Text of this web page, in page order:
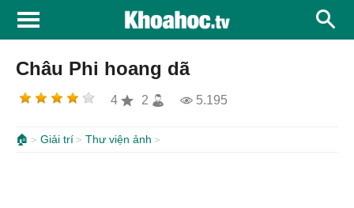
Châu Phi hoang dã
4 2 5.195
🏠 Giải trí Thư viện ảnh